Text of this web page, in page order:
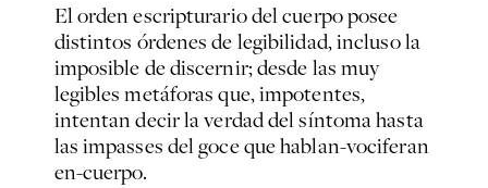
El orden escripturario del cuerpo posee
distintos órdenes de legibilidad, incluso la
imposible de discernir; desde las muy
legibles metáforas que, impotentes,
intentan decir la verdad del síntoma hasta
las impasses del goce que hablan-vociferan
en-cuerpo.